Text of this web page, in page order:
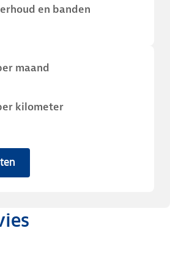
en banden
maand
kilometer